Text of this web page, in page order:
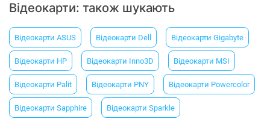
Відеокарти: також шукають
Відеокарти ASUS Відеокарти Dell Відеокарти Gigabyte
Відеокарти HP Відеокарти Inno3D Відеокарти MSI
Відеокарти Palit Відеокарти PNY Відеокарти Powercolor
Відеокарти Sapphire Відеокарти Sparkle